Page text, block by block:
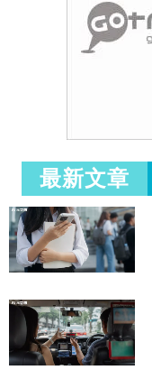
最新文章